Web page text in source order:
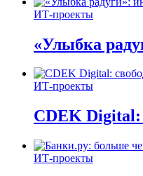
ИТ-проекты
«Улыбка
ИТ-проекты
CDEK Digital:
ИТ-проекты